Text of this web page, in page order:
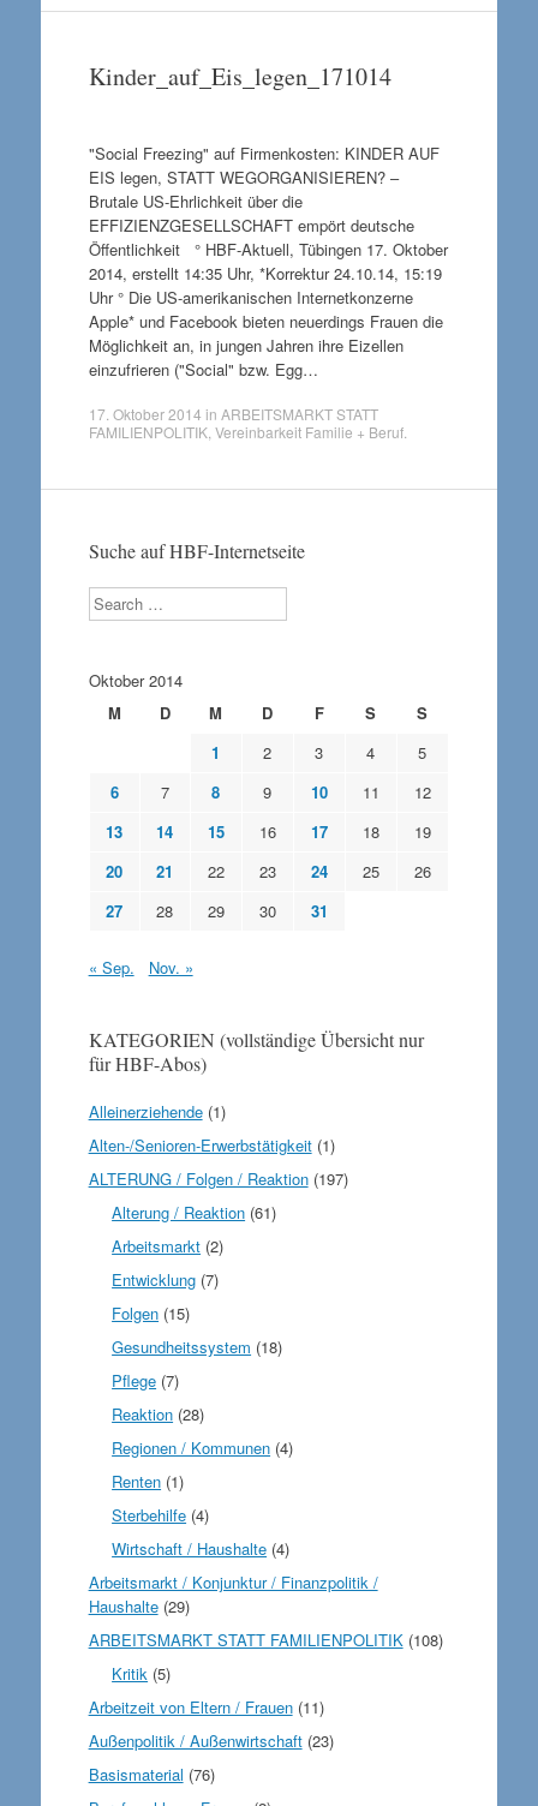
Kinder_auf_Eis_legen_171014
"Social Freezing" auf Firmenkosten: KINDER AUF
EIS legen, STATT WEGORGANISIEREN? –
Brutale US-Ehrlichkeit über die
EFFIZIENZGESELLSCHAFT empört deutsche
Öffentlichkeit ° HBF-Aktuell, Tübingen 17. Oktober
2014, erstellt 14:35 Uhr, *Korrektur 24.10.14, 15:19
Uhr ° Die US-amerikanischen Internetkonzerne
Apple* und Facebook bieten neuerdings Frauen die
Möglichkeit an, in jungen Jahren ihre Eizellen
einzufrieren ("Social" bzw. Egg…
17. Oktober 2014 in ARBEITSMARKT STATT
FAMILIENPOLITIK, Vereinbarkeit Familie + Beruf.
Suche auf HBF-Internetseite
Search
Oktober 2014
M
D M D F S
S
1
2 3 4
5
6
7 8 9 10 11
12
13
14 15 16 17 18
19
20
21 22 23 24 25
26
27
28 29 30 31
« Sep. Nov. »
KATEGORIEN (vollständige Übersicht nur
für HBF-Abos)
Alleinerziehende(1)
Alten-/Senioren-Erwerbstätigkeit(1)
ALTERUNG / Folgen / Reaktion(197)
Alterung / Reaktion (61)
Arbeitsmarkt (2)
Entwicklung (7)
Folgen (15)
Gesundheitssystem (18)
Pflege (7)
Reaktion (28)
Regionen / Kommunen (4)
Renten (1)
Sterbehilfe (4)
Wirtschaft / Haushalte (4)
Arbeitsmarkt / Konjunktur / Finanzpolitik /
Haushalte(29)
ARBEITSMARKT STATT FAMILIENPOLITIK(108)
Kritik (5)
Arbeitzeit von Eltern / Frauen(11)
Außenpolitik / Außenwirtschaft(23)
Basismaterial (76)